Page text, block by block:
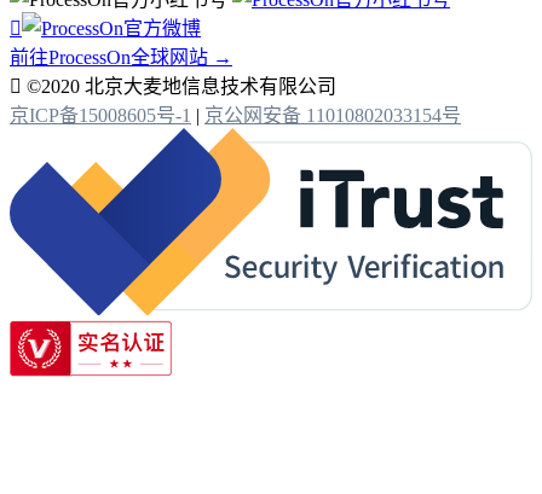

前往ProcessOn全球网站 →
 ©2020 北京大麦地信息技术有限公司
京ICP备15008605号-1 | 京公网安备 11010802033154号